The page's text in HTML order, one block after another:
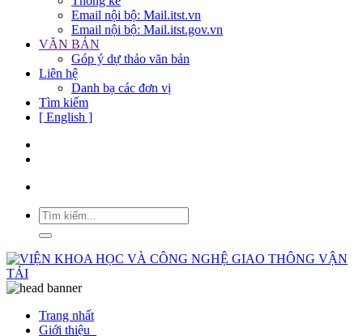
Email nội bộ: Mail.itst.vn
Email nội bộ: Mail.itst.gov.vn
VĂN BẢN
Góp ý dự thảo văn bản
Liên hệ
Danh bạ các đơn vị
Tìm kiếm
[ English ]
Trang nhất
Giới thiệu